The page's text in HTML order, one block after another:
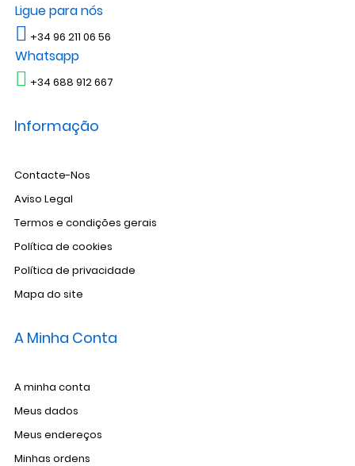
Ligue para nós
+34 96 211 06 56
Whatsapp
+34 688 912 667
Informação
Contacte-Nos
Aviso Legal
Termos e condições gerais
Política de cookies
Política de privacidade
Mapa do site
A Minha Conta
A minha conta
Meus dados
Meus endereços
Minhas ordens